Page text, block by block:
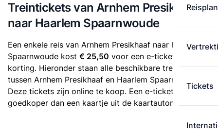
Tickets
Treintickets van Arnhem Presikhaaf
naar Haarlem Spaarnwoude
Een enkele reis van Arnhem Presikhaaf naar Haarlem
Spaarnwoude kost € 25,50 voor een e-ticket zonder
korting. Hieronder staan alle beschikbare treintickets
tussen Arnhem Presikhaaf en Haarlem Spaarnwoude.
Deze tickets zijn online te koop. Een e-ticket is altijd
goedkoper dan een kaartje uit de kaartautomaat.